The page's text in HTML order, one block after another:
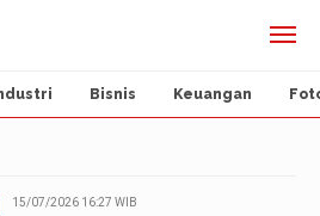
Bisnis Keuangan
15/07/2026 16:27 WIB